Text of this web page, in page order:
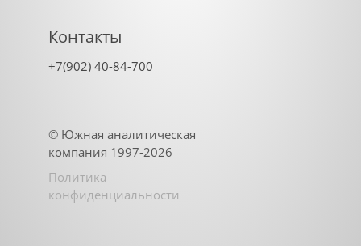
Контакты
+7(902) 40-84-700
© Южная аналитическая
компания 1997-2026
Политика
конфиденциальности